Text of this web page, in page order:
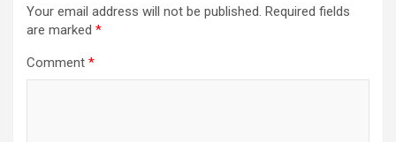
Your email address will not be published. Required fields
are marked *
Comment *